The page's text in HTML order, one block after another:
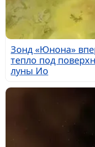
Зонд «Юнона»
тепло под
луны Ио